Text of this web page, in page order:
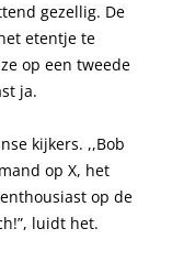
gezellig. De
etentje te
op een tweede
ja.
kijkers. ,,Bob
op X, het
op de
luidt het.